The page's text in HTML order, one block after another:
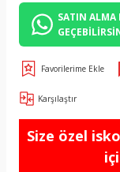
SATIN ALMA
Karşılaştır
Size özel